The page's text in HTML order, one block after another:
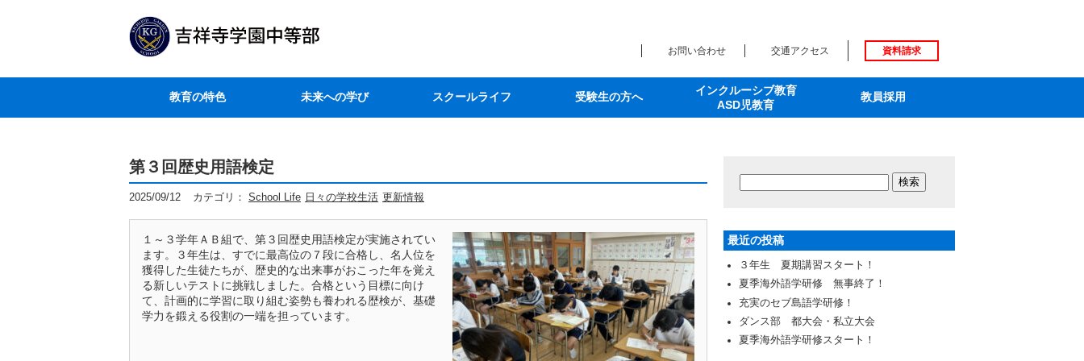
お問い合わせ 交通アクセス 資料請求
教育の特色 未来への学び スクールライフ 受験生の方へ
インクルーシブ教育
ASD児教育
教員採用
第３回歴史用語検定
2025/09/12 カテゴリ： School Life 日々の学校生活 更新情報
１～３学年ＡＢ組で、第３回歴史用語検定が実施されてい
ます。３年生は、すでに最高位の７段に合格し、名人位を
獲得した生徒たちが、歴史的な出来事がおこった年を覚え
る新しいテストに挑戦しました。合格という目標に向け
て、計画的に学習に取り組む姿勢も養われる歴検が、基礎
学力を鍛える役割の一端を担っています。
最近の投稿
３年生 夏期講習スタート！
夏季海外語学研修 無事終了！
充実のセブ島語学研修！
ダンス部 都大会・私立大会
夏季海外語学研修スタート！